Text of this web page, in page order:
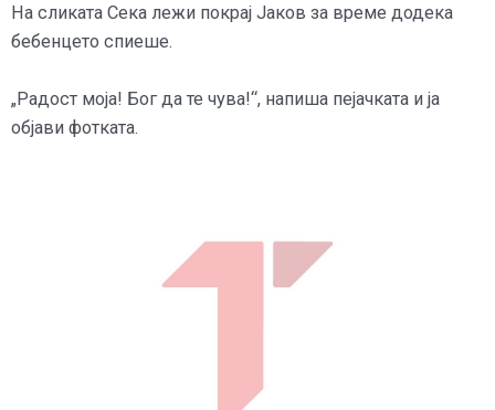
На сликата Сека лежи покрај Јаков за време додека
бебенцето спиеше.
„Радост моја! Бог да те чува!“, напиша пејачката и ја
објави фотката.